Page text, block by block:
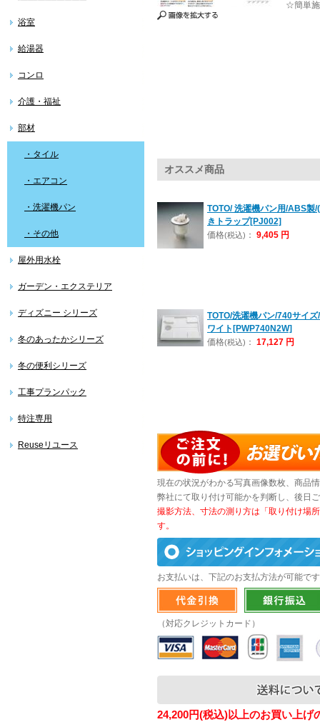
浴室
給湯器
コンロ
介護・福祉
部材
・タイル
・エアコン
・洗濯機パン
・その他
屋外用水栓
ガーデン・エクステリア
ディズニー シリーズ
冬のあったかシリーズ
冬の便利シリーズ
工事プランパック
特注専用
Reuseリユース
☆簡単
オススメ商品
TOTO/ 洗濯機パン用/ABS製/
きトラップ[PJ002]
価格(税込) ： 9,405 円
TOTO/洗濯機パン/740サイズ
ワイト[PWP740N2W]
価格(税込) ： 17,127 円
現在の状況がわかる写真画像数枚、商品
弊社にて取り付け可能かを判断し、後日
撮影方法、寸法の測り方は「取り付け場
す。
お支払いは、下記のお支払方法が可能で
（対応クレジットカード）
24,200円(税込)以上のお買い上げ